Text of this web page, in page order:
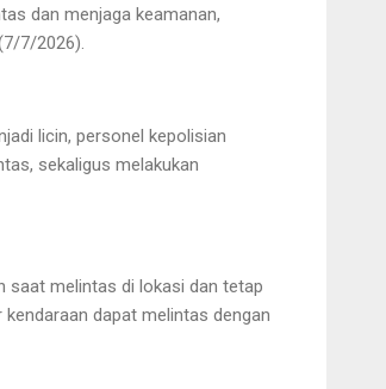
dan menjaga keamanan,
7/2026).
licin, personel kepolisian
sekaligus melakukan
saat melintas di lokasi dan tetap
dapat melintas dengan